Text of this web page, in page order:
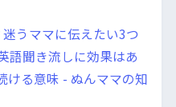
うママに伝えたい3つ
語聞き流しに効果はあ
ける意味 - ぬんママの知